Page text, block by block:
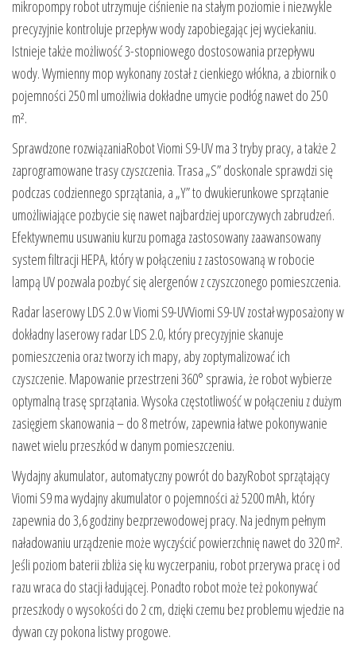
mikropompy robot utrzymuje ciśnienie na stałym poziomie i niezwykle
precyzyjnie kontroluje przepływ wody zapobiegając jej wyciekaniu.
Istnieje także możliwość 3-stopniowego dostosowania przepływu
wody. Wymienny mop wykonany został z cienkiego włókna, a zbiornik o
pojemności 250 ml umożliwia dokładne umycie podłóg nawet do 250
m².
Sprawdzone rozwiązaniaRobot Viomi S9-UV ma 3 tryby pracy, a także 2
zaprogramowane trasy czyszczenia. Trasa „S” doskonale sprawdzi się
podczas codziennego sprzątania, a „Y” to dwukierunkowe sprzątanie
umożliwiające pozbycie się nawet najbardziej uporczywych zabrudzeń.
Efektywnemu usuwaniu kurzu pomaga zastosowany zaawansowany
system filtracji HEPA, który w połączeniu z zastosowaną w robocie
lampą UV pozwala pozbyć się alergenów z czyszczonego pomieszczenia.
Radar laserowy LDS 2.0 w Viomi S9-UVViomi S9-UV został wyposażony w
dokładny laserowy radar LDS 2.0, który precyzyjnie skanuje
pomieszczenia oraz tworzy ich mapy, aby zoptymalizować ich
czyszczenie. Mapowanie przestrzeni 360° sprawia, że robot wybierze
optymalną trasę sprzątania. Wysoka częstotliwość w połączeniu z dużym
zasięgiem skanowania – do 8 metrów, zapewnia łatwe pokonywanie
nawet wielu przeszkód w danym pomieszczeniu.
Wydajny akumulator, automatyczny powrót do bazyRobot sprzątający
Viomi S9 ma wydajny akumulator o pojemności aż 5200 mAh, który
zapewnia do 3,6 godziny bezprzewodowej pracy. Na jednym pełnym
naładowaniu urządzenie może wyczyścić powierzchnię nawet do 320 m².
Jeśli poziom baterii zbliża się ku wyczerpaniu, robot przerywa pracę i od
razu wraca do stacji ładującej. Ponadto robot może też pokonywać
przeszkody o wysokości do 2 cm, dzięki czemu bez problemu wjedzie na
dywan czy pokona listwy progowe.